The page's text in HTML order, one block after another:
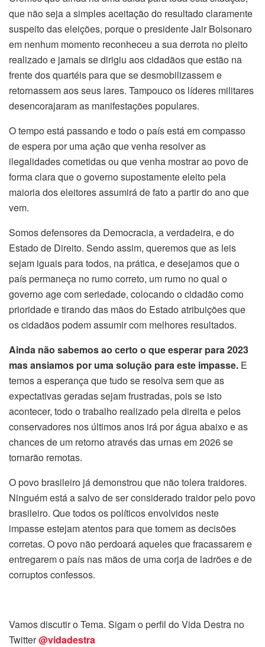
que não seja a simples aceitação do resultado claramente
suspeito das eleições, porque o presidente Jair Bolsonaro
em nenhum momento reconheceu a sua derrota no pleito
realizado e jamais se dirigiu aos cidadãos que estão na
frente dos quartéis para que se desmobilizassem e
retornassem aos seus lares. Tampouco os líderes militares
desencorajaram as manifestações populares.
O tempo está passando e todo o país está em compasso
de espera por uma ação que venha resolver as
ilegalidades cometidas ou que venha mostrar ao povo de
forma clara que o governo supostamente eleito pela
maioria dos eleitores assumirá de fato a partir do ano que
vem.
Somos defensores da Democracia, a verdadeira, e do
Estado de Direito. Sendo assim, queremos que as leis
sejam iguais para todos, na prática, e desejamos que o
país permaneça no rumo correto, um rumo no qual o
governo age com seriedade, colocando o cidadão como
prioridade e tirando das mãos do Estado atribuições que
os cidadãos podem assumir com melhores resultados.
Ainda não sabemos ao certo o que esperar para 2023
mas ansiamos por uma solução para este impasse. E
temos a esperança que tudo se resolva sem que as
expectativas geradas sejam frustradas, pois se isto
acontecer, todo o trabalho realizado pela direita e pelos
conservadores nos últimos anos irá por água abaixo e as
chances de um retorno através das urnas em 2026 se
tornarão remotas.
O povo brasileiro já demonstrou que não tolera traidores.
Ninguém está a salvo de ser considerado traidor pelo povo
brasileiro. Que todos os políticos envolvidos neste
impasse estejam atentos para que tomem as decisões
corretas. O povo não perdoará aqueles que fracassarem e
entregarem o país nas mãos de uma corja de ladrões e de
corruptos confessos.
Vamos discutir o Tema. Sigam o perfil do Vida Destra no
Twitter@vidadestra